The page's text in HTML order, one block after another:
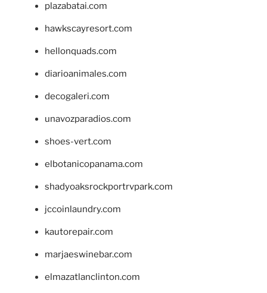
plazabatai.com
hawkscayresort.com
hellonquads.com
diarioanimales.com
decogaleri.com
unavozparadios.com
shoes-vert.com
elbotanicopanama.com
shadyoaksrockportrvpark.com
jccoinlaundry.com
kautorepair.com
marjaeswinebar.com
elmazatlanclinton.com